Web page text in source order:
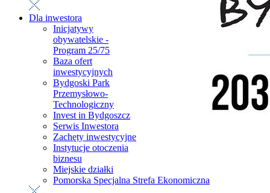
Dla inwestora
Inicjatywy
obywatelskie -
Program 25/75
Baza ofert
inwestycyjnych
Bydgoski Park
Przemysłowo-
Technologiczny
Invest in Bydgoszcz
Serwis Inwestora
Zachęty inwestycyjne
Instytucje otoczenia
biznesu
Miejskie działki
Pomorska Specjalna Strefa Ekonomiczna